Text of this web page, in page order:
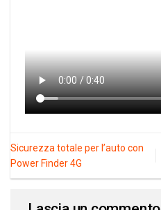
Sicurezza totale per l’auto con
Power Finder 4G